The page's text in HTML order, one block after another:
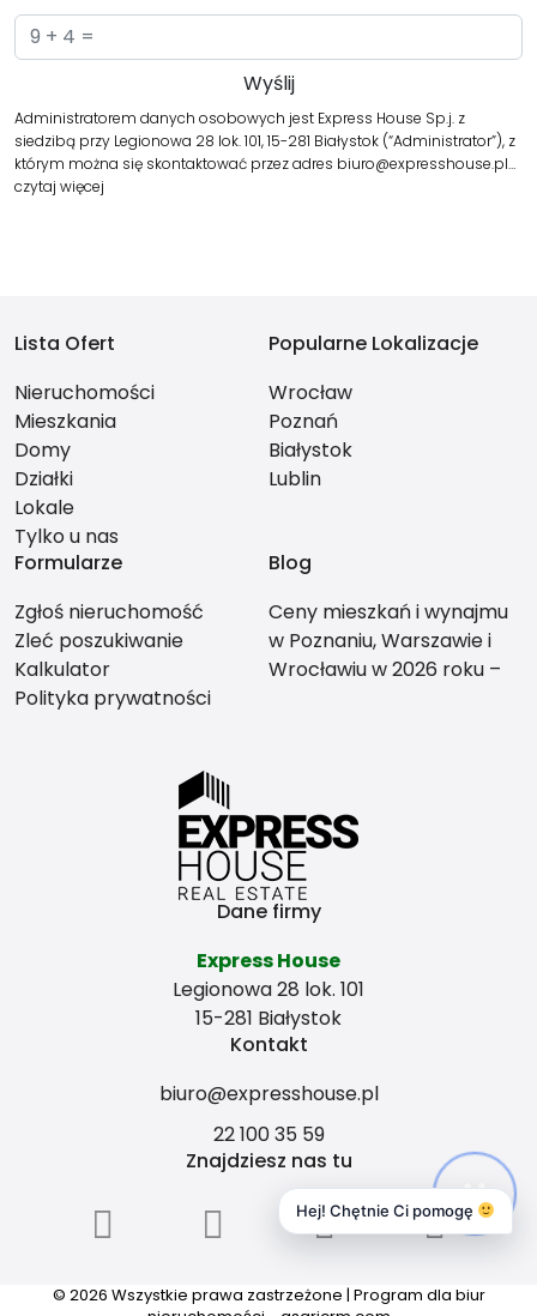
Administratorem danych osobowych jest Express House Sp.j. z
siedzibą przy Legionowa 28 lok. 101, 15-281 Białystok (“Administrator”), z
którym można się skontaktować przez adres biuro@expresshouse.pl…
czytaj więcej
Lista Ofert
Nieruchomości
Mieszkania
Domy
Działki
Lokale
Tylko u nas
Popularne Lokalizacje
Wrocław
Poznań
Białystok
Lublin
Formularze
Zgłoś nieruchomość
Zleć poszukiwanie
Kalkulator
Polityka prywatności
Blog
Ceny mieszkań i wynajmu
w Poznaniu, Warszawie i
Wrocławiu w 2026 roku –
Dane firmy
Express House
Legionowa 28 lok. 101
15-281 Białystok
Kontakt
biuro@expresshouse.pl
22 100 35 59
Znajdziesz nas tu
© 2026 Wszystkie prawa zastrzeżone | Program dla biur
Hej! Chętnie Ci pomogę